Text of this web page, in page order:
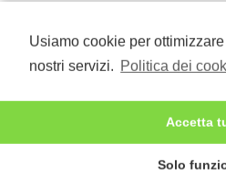
Usiamo cookie per
nostri servizi. Politica dei
Accetta
Solo
per i fatti miei?
“bullizzarmi” è
smettere.